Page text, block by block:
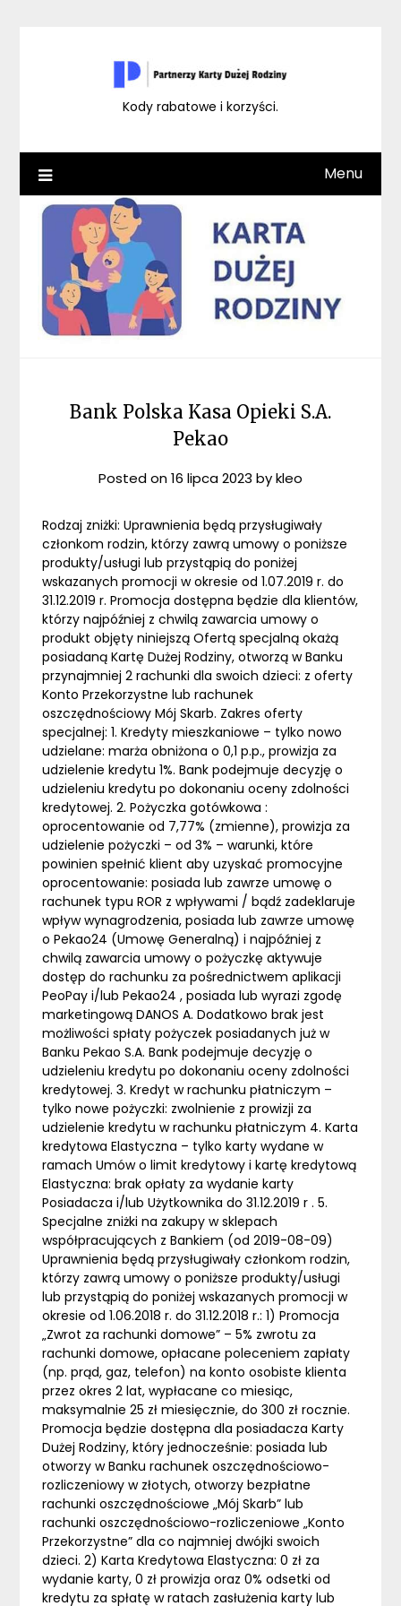
Kody rabatowe i korzyści.
Menu
Bank Polska Kasa Opieki S.A.
Pekao
Posted on16 lipca 2023 bykleo
Rodzaj zniżki: Uprawnienia będą przysługiwały
członkom rodzin, którzy zawrą umowy o poniższe
produkty/usługi lub przystąpią do poniżej
wskazanych promocji w okresie od 1.07.2019 r. do
31.12.2019 r. Promocja dostępna będzie dla klientów,
którzy najpóźniej z chwilą zawarcia umowy o
produkt objęty niniejszą Ofertą specjalną okażą
posiadaną Kartę Dużej Rodziny, otworzą w Banku
przynajmniej 2 rachunki dla swoich dzieci: z oferty
Konto Przekorzystne lub rachunek
oszczędnościowy Mój Skarb. Zakres oferty
specjalnej: 1. Kredyty mieszkaniowe – tylko nowo
udzielane: marża obniżona o 0,1 p.p., prowizja za
udzielenie kredytu 1%. Bank podejmuje decyzję o
udzieleniu kredytu po dokonaniu oceny zdolności
kredytowej. 2. Pożyczka gotówkowa :
oprocentowanie od 7,77% (zmienne), prowizja za
udzielenie pożyczki – od 3% – warunki, które
powinien spełnić klient aby uzyskać promocyjne
oprocentowanie: posiada lub zawrze umowę o
rachunek typu ROR z wpływami / bądź zadeklaruje
wpływ wynagrodzenia, posiada lub zawrze umowę
o Pekao24 (Umowę Generalną) i najpóźniej z
chwilą zawarcia umowy o pożyczkę aktywuje
dostęp do rachunku za pośrednictwem aplikacji
PeoPay i/lub Pekao24 , posiada lub wyrazi zgodę
marketingową DANOS A. Dodatkowo brak jest
możliwości spłaty pożyczek posiadanych już w
Banku Pekao S.A. Bank podejmuje decyzję o
udzieleniu kredytu po dokonaniu oceny zdolności
kredytowej. 3. Kredyt w rachunku płatniczym –
tylko nowe pożyczki: zwolnienie z prowizji za
udzielenie kredytu w rachunku płatniczym 4. Karta
kredytowa Elastyczna – tylko karty wydane w
ramach Umów o limit kredytowy i kartę kredytową
Elastyczna: brak opłaty za wydanie karty
Posiadacza i/lub Użytkownika do 31.12.2019 r . 5.
Specjalne zniżki na zakupy w sklepach
współpracujących z Bankiem (od 2019-08-09)
Uprawnienia będą przysługiwały członkom rodzin,
którzy zawrą umowy o poniższe produkty/usługi
lub przystąpią do poniżej wskazanych promocji w
okresie od 1.06.2018 r. do 31.12.2018 r.: 1) Promocja
„Zwrot za rachunki domowe” – 5% zwrotu za
rachunki domowe, opłacane poleceniem zapłaty
(np. prąd, gaz, telefon) na konto osobiste klienta
przez okres 2 lat, wypłacane co miesiąc,
maksymalnie 25 zł miesięcznie, do 300 zł rocznie.
Promocja będzie dostępna dla posiadacza Karty
Dużej Rodziny, który jednocześnie: posiada lub
otworzy w Banku rachunek oszczędnościowo-
rozliczeniowy w złotych, otworzy bezpłatne
rachunki oszczędnościowe „Mój Skarb” lub
rachunki oszczędnościowo-rozliczeniowe „Konto
Przekorzystne” dla co najmniej dwójki swoich
dzieci. 2) Karta Kredytowa Elastyczna: 0 zł za
wydanie karty, 0 zł prowizja oraz 0% odsetki od
kredytu za spłatę w ratach zasłużenia karty lub